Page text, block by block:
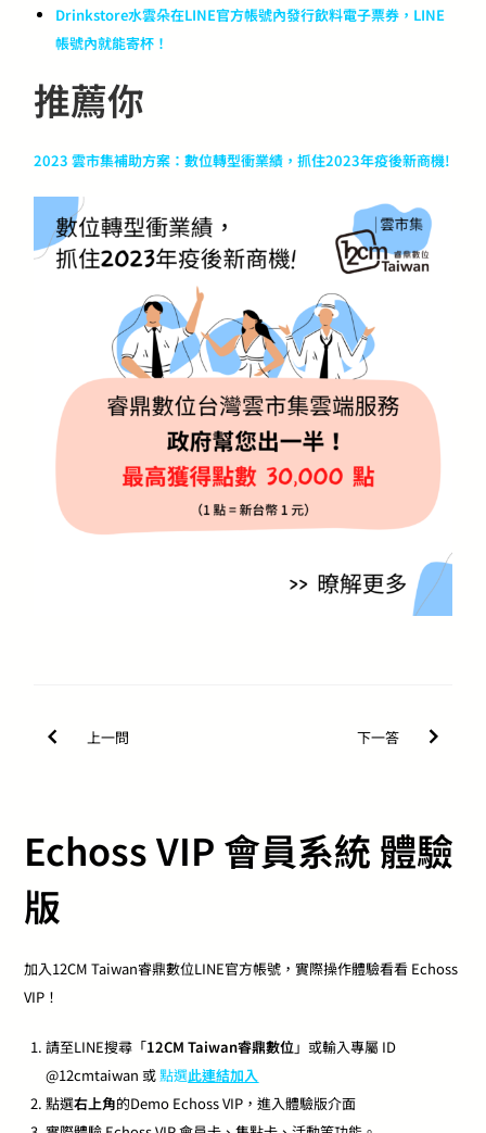
Drinkstore水雲朵在LINE官方帳號內發行飲料電子票券，LINE
帳號內就能寄杯！
推薦你
2023 雲市集補助方案：數位轉型衝業績，抓住2023年疫後新商機!
上一問 下一答
Echoss VIP 會員系統 體驗
版
加入12CM Taiwan睿鼎數位LINE官方帳號，實際操作體驗看看 Echoss
VIP！
請至LINE搜尋「12CM Taiwan睿鼎數位 」或輸入專屬 ID
@12cmtaiwan 或點選此連結加入
點選右上角的Demo Echoss VIP，進入體驗版介面